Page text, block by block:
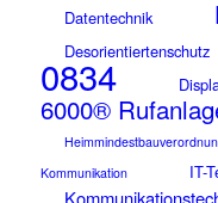
Datentechnik
Desorientiertenschutz
0834
6000®
Kommunikation
IT-